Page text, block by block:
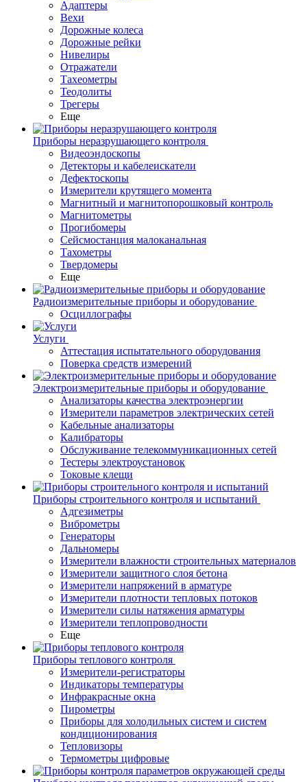
Адаптеры
Вехи
Дорожные колеса
Дорожные рейки
Нивелиры
Отражатели
Тахеометры
Теодолиты
Трегеры
Еще
Приборы неразрушающего контроля
Видеоэндоскопы
Детекторы и кабелеискатели
Дефектоскопы
Измерители крутящего момента
Магнитный и магнитопорошковый контроль
Магнитометры
Прогибомеры
Сейсмостанция малоканальная
Тахометры
Твердомеры
Еще
Радиоизмерительные приборы и оборудование
Осциллографы
Услуги
Аттестация испытательного оборудования
Поверка средств измерений
Электроизмерительные приборы и оборудование
Анализаторы качества электроэнергии
Измерители параметров электрических сетей
Кабельные анализаторы
Калибраторы
Обслуживание телекоммуникационных сетей
Тестеры электроустановок
Токовые клещи
Приборы строительного контроля и испытаний
Адгезиметры
Виброметры
Генераторы
Дальномеры
Измерители влажности строительных материалов
Измерители защитного слоя бетона
Измерители напряжений в арматуре
Измерители плотности тепловых потоков
Измерители силы натяжения арматуры
Измерители теплопроводности
Еще
Приборы теплового контроля
Измерители-регистраторы
Индикаторы температуры
Инфракрасные окна
Пирометры
Приборы для холодильных систем и систем
кондиционирования
Тепловизоры
Термометры цифровые